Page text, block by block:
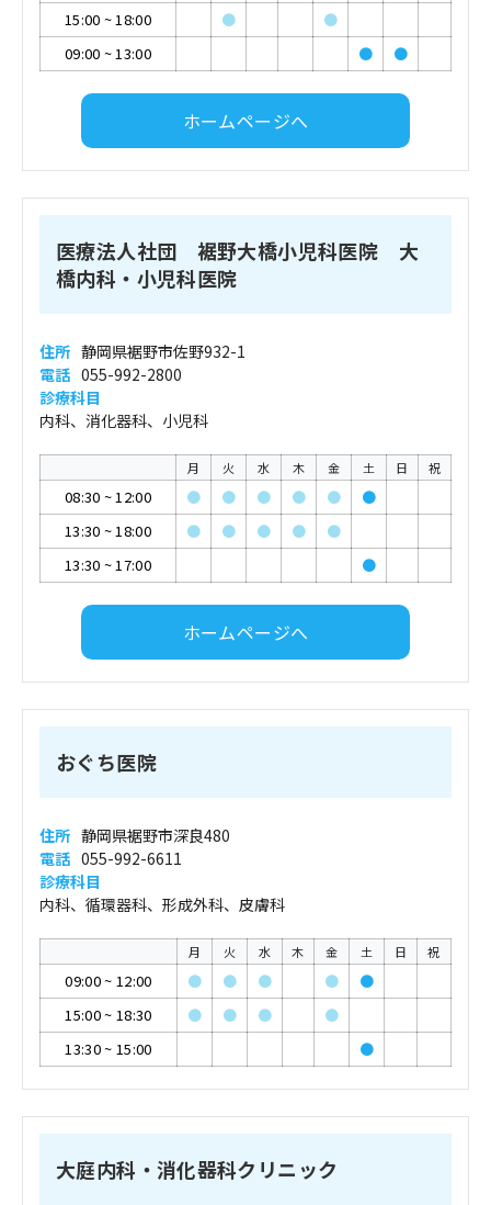
15:00 ~18:00 ●
●
09:00 ~13:00 ● ●
ホームページへ
医療法人社団 裾野大橋小児科医院 大
橋内科・小児科医院
住所 静岡県裾野市佐野932-1
電話 055-992-2800
診療科目
内科、消化器科、小児科
月 火 水 木 金 土 日 祝
08:30 ~12:00 ● ● ● ● ●
●
13:30 ~18:00 ● ● ● ●
●
13:30 ~17:00 ●
ホームページへ
おぐち医院
住所 静岡県裾野市深良480
電話 055-992-6611
診療科目
内科、循環器科、形成外科、皮膚科
月 火 水 木 金 土 日 祝
09:00~ 12:00 ● ● ● ●
●
15:00~ 18:30 ● ● ●
●
13:30~ 15:00 ●
大庭内科・消化器科クリニック